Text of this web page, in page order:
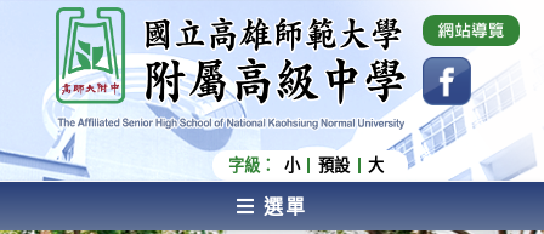
內
容
國立高雄師範大學附屬高級中學 Affiliated Senior
High School of National Kaohsiung Normal
University
字級： 小 預設 大
選單